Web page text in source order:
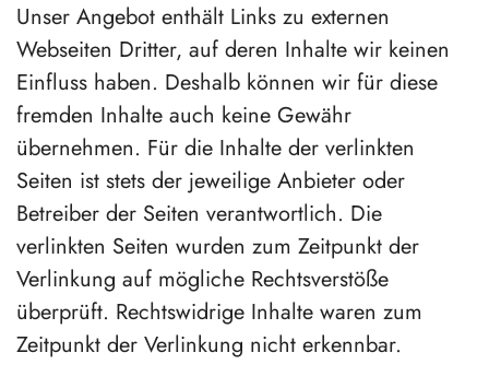
Unser Angebot enthält Links zu externen
Webseiten Dritter, auf deren Inhalte wir keinen
Einfluss haben. Deshalb können wir für diese
fremden Inhalte auch keine Gewähr
übernehmen. Für die Inhalte der verlinkten
Seiten ist stets der jeweilige Anbieter oder
Betreiber der Seiten verantwortlich. Die
verlinkten Seiten wurden zum Zeitpunkt der
Verlinkung auf mögliche Rechtsverstöße
überprüft. Rechtswidrige Inhalte waren zum
Zeitpunkt der Verlinkung nicht erkennbar.